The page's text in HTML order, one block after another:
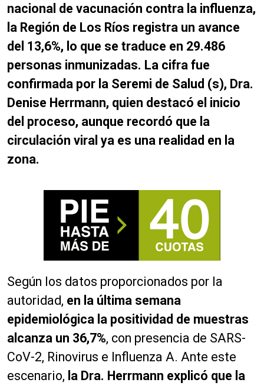
nacional de vacunación contra la influenza,
la Región de Los Ríos registra un avance
del 13,6%, lo que se traduce en 29.486
personas inmunizadas. La cifra fue
confirmada por la Seremi de Salud (s), Dra.
Denise Herrmann, quien destacó el inicio
del proceso, aunque recordó que la
circulación viral ya es una realidad en la
zona.
Según los datos proporcionados por la
autoridad, en la última semana
epidemiológica la positividad de muestras
alcanza un 36,7%, con presencia de SARS-
CoV-2, Rinovirus e Influenza A. Ante este
escenario, la Dra. Herrmann explicó que la